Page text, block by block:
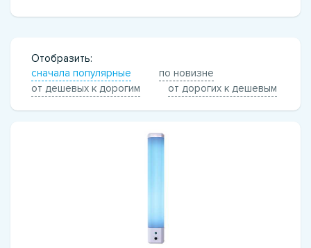
Отобразить:
сначала популярные
по новизне
от дешевых к дорогим
от дорогих к дешевым